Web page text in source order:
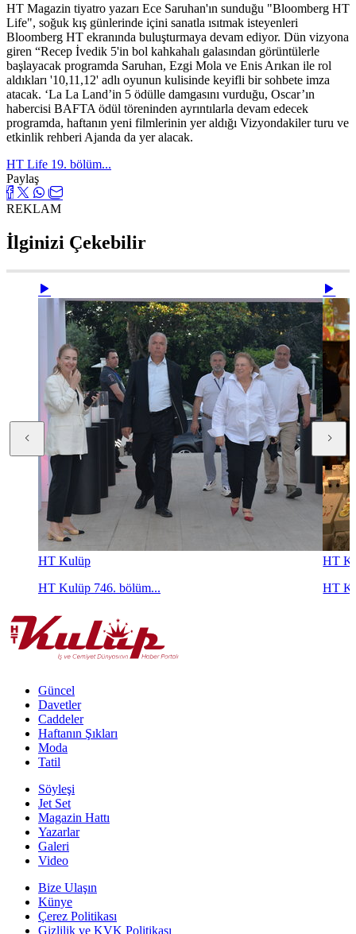
HT Magazin tiyatro yazarı Ece Saruhan'ın sunduğu "Bloomberg HT
Life", soğuk kış günlerinde içini sanatla ısıtmak isteyenleri
Bloomberg HT ekranında buluşturmaya devam ediyor. Dün vizyona
giren “Recep İvedik 5'in bol kahkahalı galasından görüntülerle
başlayacak programda Saruhan, Ezgi Mola ve Enis Arıkan ile rol
aldıkları '10,11,12' adlı oyunun kulisinde keyifli bir sohbete imza
atacak. ‘La La Land’in 5 ödülle damgasını vurduğu, Oscar’ın
habercisi BAFTA ödül töreninden ayrıntılarla devam edecek
programda, haftanın yeni filmlerinin yer aldığı Vizyondakiler turu ve
etkinlik rehberi Ajanda da yer alacak.
HT Life 19. bölüm...
Paylaş
REKLAM
İlginizi Çekebilir
HT Kulüp
HT Kulüp 746. bölüm...
HT
HT
Güncel
Davetler
Caddeler
Haftanın Şıkları
Moda
Tatil
Söyleşi
Jet Set
Magazin Hattı
Yazarlar
Galeri
Video
Bize Ulaşın
Künye
Çerez Politikası
Gizlilik ve KVK Politikası